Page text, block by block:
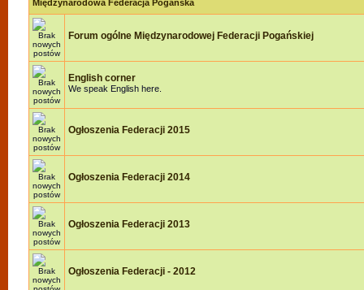
Międzynarodowa Federacja Pogańska
Forum ogólne Międzynarodowej Federacji Pogańskiej
English corner
We speak English here.
Ogłoszenia Federacji 2015
Ogłoszenia Federacji 2014
Ogłoszenia Federacji 2013
Ogłoszenia Federacji - 2012